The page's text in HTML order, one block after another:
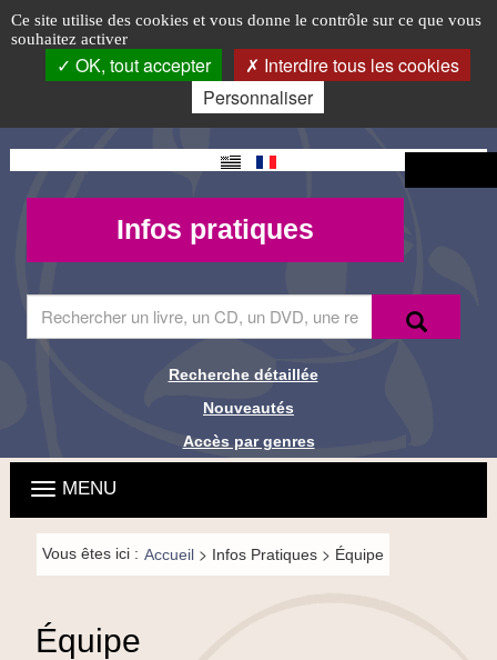
Panneau de gestion des cookies
Ce site utilise des cookies et vous donne le contrôle sur ce que vous
souhaitez activer
OK, tout accepter
Interdire tous les cookies
Personnaliser
Accéder
au
menu
principal
Accéder
au
contenu
Accéder
à
connexion
Équipe
Médiathèque
de
Guingamp
Logo
top-
Changement
de langue
Mon
compte -
Infos
pratiques
Infos pratiques
Recherche
site
Recherche détaillée
Nouveautés
Accès par genres
Menu
principal
Ouvrir
la
navigation
Fil de
navigation-
FR
Vous êtes ici : Accueil > Infos Pratiques > Équipe
Équipe